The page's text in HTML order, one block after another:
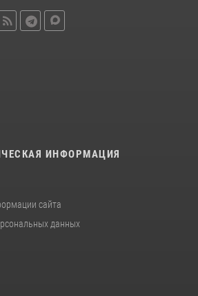
ИНФОРМАЦИЯ
сайта
данных